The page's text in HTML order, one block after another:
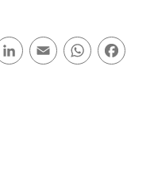
Facebook
WhatsApp